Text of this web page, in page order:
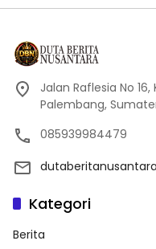
Jalan Raflesia No
Palembang,
085939984479
Kategori
Berita